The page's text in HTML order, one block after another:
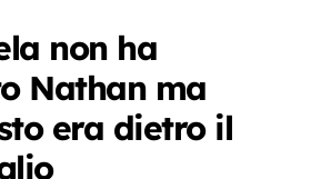
non ha
Nathan ma
era dietro il